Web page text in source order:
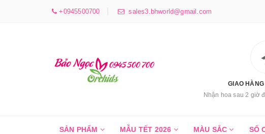
+0945500700 sales3.bhworld@gmail.com
GIAO
Nhận hoa sau 2 giờ
SẢN PHẨM MẪU TẾT 2026 MÀU SẮC SỐ